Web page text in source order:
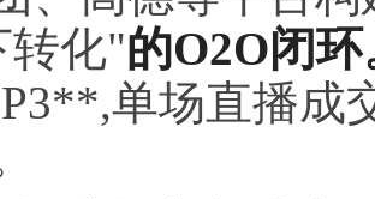
转化"的O2O闭
单场直播成